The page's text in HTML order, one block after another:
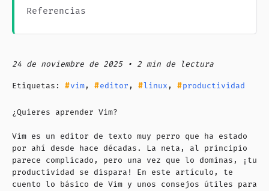
Referencias
24 de noviembre de 2025 • 2 min de lectura
Etiquetas: vim, editor , linux , productividad
¿Quieres aprender Vim?
Vim es un editor de texto muy perro que ha estado
por ahí desde hace décadas. La neta, al principio
parece complicado, pero una vez que lo dominas, ¡tu
productividad se dispara! En este artículo, te
cuento lo básico de Vim y unos consejos útiles para